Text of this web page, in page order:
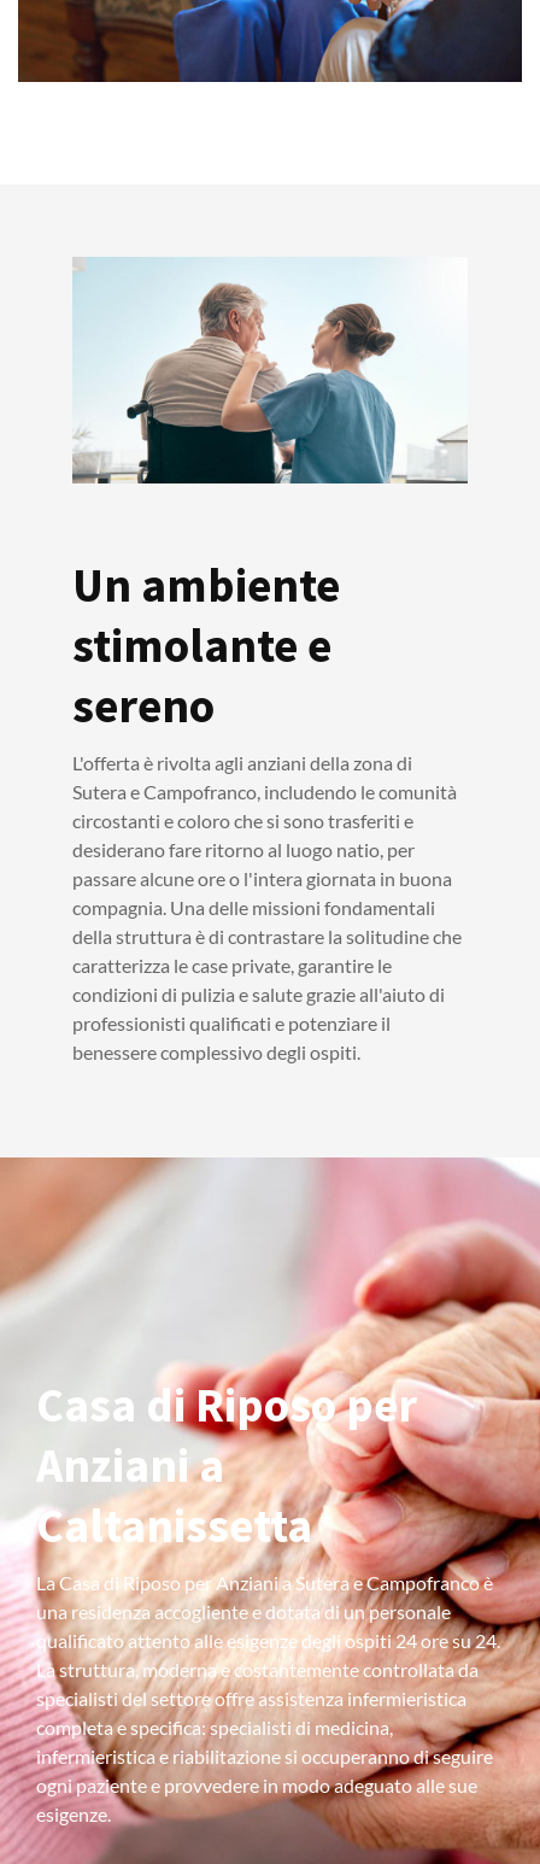
Un ambiente
stimolante e
sereno
L'offerta è rivolta agli anziani della zona di
Sutera e Campofranco, includendo le comunità
circostanti e coloro che si sono trasferiti e
desiderano fare ritorno al luogo natio, per
passare alcune ore o l'intera giornata in buona
compagnia. Una delle missioni fondamentali
della struttura è di contrastare la solitudine che
caratterizza le case private, garantire le
condizioni di pulizia e salute grazie all'aiuto di
professionisti qualificati e potenziare il
benessere complessivo degli ospiti.
Casa di Riposo per
Anziani a
Caltanissetta
La Casa di Riposo per Anziani a Sutera e Campofranco è
una residenza accogliente e dotata di un personale
qualificato attento alle esigenze degli ospiti 24 ore su 24.
La struttura, moderna e costantemente controllata da
specialisti del settore offre assistenza infermieristica
completa e specifica: specialisti di medicina,
infermieristica e riabilitazione si occuperanno di seguire
ogni paziente e provvedere in modo adeguato alle sue
esigenze.